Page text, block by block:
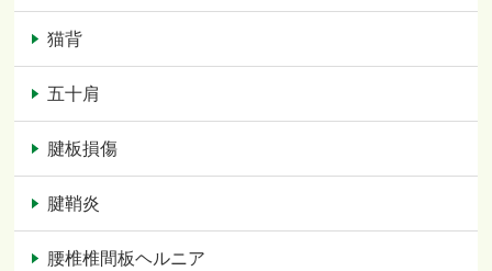
猫背
五十肩
腱板損傷
腱鞘炎
腰椎椎間板ヘルニア